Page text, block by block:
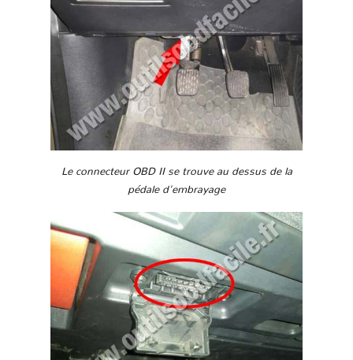
Le connecteur OBD II se trouve au dessus de la
pédale d'embrayage